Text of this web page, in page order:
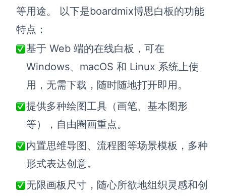
AI创作
创意与绘图
AI生成思维导图
AI生成流程图
AI生成用户旅程图
AI生成鱼骨图
AI生成甘特图
战略与流程设计
AI生成商业画布
AI生成SWOT分析
AI生成5Why分析
等用途。 以下是boardmix博思白板的功能
特点：
基于 Web 端的在线白板，可在
Windows、macOS 和 Linux 系统上使
用，无需下载，随时随地打开即用。
提供多种绘图工具（画笔、基本图形
等），自由圈画重点。
内置思维导图、流程图等场景模板，多种
形式表达创意。
无限画板尺寸，随心所欲地组织灵感和创